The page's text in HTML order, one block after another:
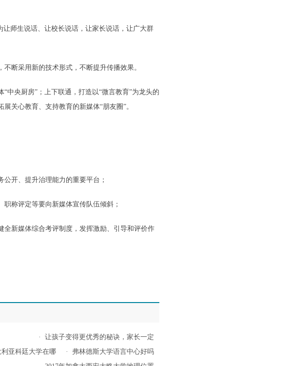
师生说话、让校长说话，让家长说话，让广大群
断采用新的技术形式，不断提升传播效果。
央厨房”；上下联通，打造以“微言教育”为龙头的
关心教育、支持教育的新媒体“朋友圈”。
开、提升治理能力的重要平台；
称评定等要向新媒体宣传队伍倾斜；
新媒体综合考评制度，发挥激励、引导和评价作
· 让孩子变得更优秀的秘诀，家长一定
· 弗林德斯大学语言中心好吗
利亚科廷大学在哪